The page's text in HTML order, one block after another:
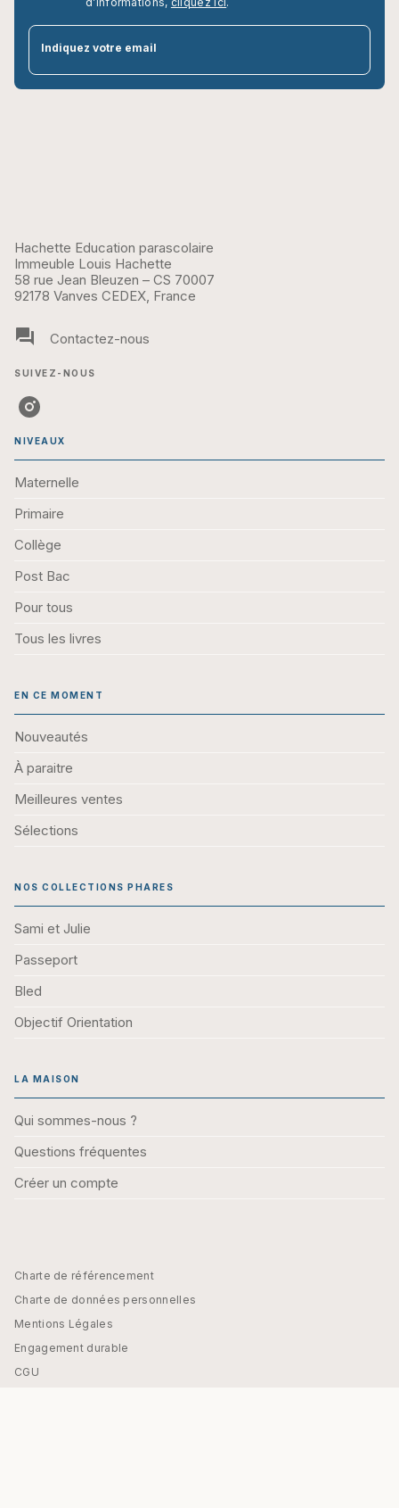
Indiquez votre email
Hachette Education parascolaire
Immeuble Louis Hachette
58 rue Jean Bleuzen – CS 70007
92178 Vanves CEDEX, France
question_answer Contactez-nous
SUIVEZ-NOUS
NIVEAUX
Maternelle
Primaire
Collège
Post Bac
Pour tous
Tous les livres
EN CE MOMENT
Nouveautés
À paraitre
Meilleures ventes
Sélections
NOS COLLECTIONS PHARES
Sami et Julie
Passeport
Bled
Objectif Orientation
LA MAISON
Qui sommes-nous ?
Questions fréquentes
Créer un compte
Charte de référencement
Charte de données personnelles
Mentions Légales
Engagement durable
CGU